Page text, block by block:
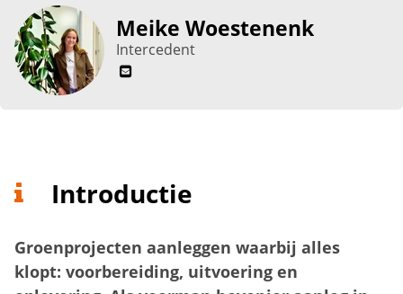
Meike Woestenenk
Intercedent
Introductie
Groenprojecten aanleggen waarbij alles
klopt: voorbereiding, uitvoering en